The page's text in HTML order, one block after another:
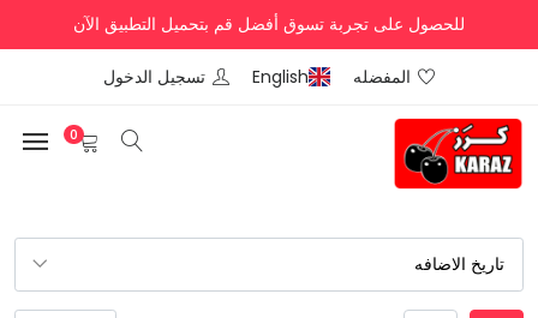
للحصول على تجربة تسوق أفضل قم بتحميل التطبيق الآن
المفضله English تسجيل الدخول
0